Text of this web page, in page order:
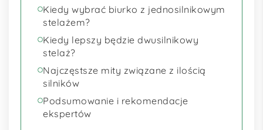
Kiedy wybrać biurko z jednosilnikowym
stelażem?
Kiedy lepszy będzie dwusilnikowy
stelaż?
Najczęstsze mity związane z ilością
silników
Podsumowanie i rekomendacje
ekspertów